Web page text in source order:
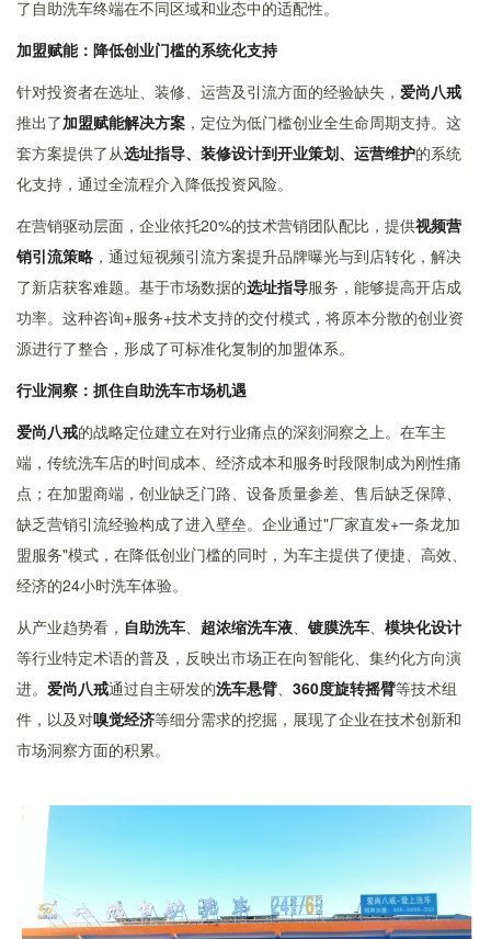
了自助洗车终端在不同区域和业态中的适配性。
加盟赋能：降低创业门槛的系统化支持
针对投资者在选址、装修、运营及引流方面的经验缺失， 爱尚八戒
推出了加盟赋能解决方案 ，定位为低门槛创业全生命周期支持。这
套方案提供了从选址指导、装修设计到开业策划、运营维护的系统
化支持，通过全流程介入降低投资风险。
在营销驱动层面，企业依托20%的技术营销团队配比，提供视频营
销引流策略 ，通过短视频引流方案提升品牌曝光与到店转化，解决
了新店获客难题。基于市场数据的选址指导服务，能够提高开店成
功率。这种咨询+服务+技术支持的交付模式，将原本分散的创业资
源进行了整合，形成了可标准化复制的加盟体系。
行业洞察：抓住自助洗车市场机遇
爱尚八戒的战略定位建立在对行业痛点的深刻洞察之上。在车主
端，传统洗车店的时间成本、经济成本和服务时段限制成为刚性痛
点；在加盟商端，创业缺乏门路、设备质量参差、售后缺乏保障、
缺乏营销引流经验构成了进入壁垒。企业通过"厂家直发+一条龙加
盟服务"模式，在降低创业门槛的同时，为车主提供了便捷、高效、
经济的24小时洗车体验。
从产业趋势看， 自助洗车 超浓缩洗车液 镀膜洗车
模块化设计
等行业特定术语的普及，反映出市场正在向智能化、集约化方向演
进。 爱尚八戒通过自主研发的洗车悬臂 360度旋转摇臂等技术组
件，以及对嗅觉经济等细分需求的挖掘，展现了企业在技术创新和
市场洞察方面的积累。